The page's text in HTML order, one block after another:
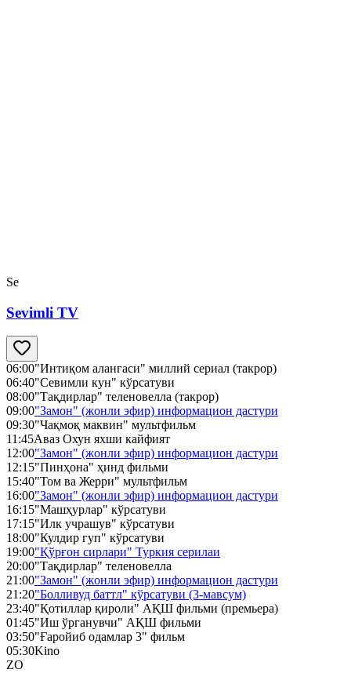
Se
Sevimli TV
06:00"Интиқом алангаси" миллий сериал (такрор)
06:40"Севимли кун" кўрсатуви
08:00"Тақдирлар" теленовелла (такрор)
09:00"Замон" (жонли эфир) информацион дастури
09:30"Чақмоқ маквин" мультфильм
11:45Аваз Охун яхши кайфият
12:00"Замон" (жонли эфир) информацион дастури
12:15"Пинҳона" ҳинд фильми
15:40"Том ва Жерри" мультфильм
16:00"Замон" (жонли эфир) информацион дастури
16:15"Машҳурлар" кўрсатуви
17:15"Илк учрашув" кўрсатуви
18:00"Кулдир гуп" кўрсатуви
19:00"Қўрғон сирлари" Туркия серилаи
20:00"Тақдирлар" теленовелла
21:00"Замон" (жонли эфир) информацион дастури
21:20"Болливуд баттл" кўрсатуви (3-мавсум)
23:40"Қотиллар қироли" АҚШ фильми (премьера)
01:45"Иш ўрганувчи" АҚШ фильми
03:50"Ғаройиб одамлар 3" фильм
05:30Kino
ZO